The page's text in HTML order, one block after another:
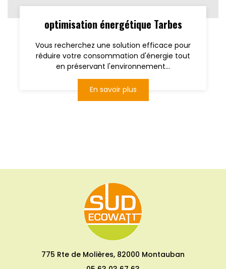
optimisation énergétique Tarbes
Vous recherchez une solution efficace pour
réduire votre consommation d'énergie tout
en préservant l'environnement...
En savoir plus
775 Rte de Molières, 82000 Montauban